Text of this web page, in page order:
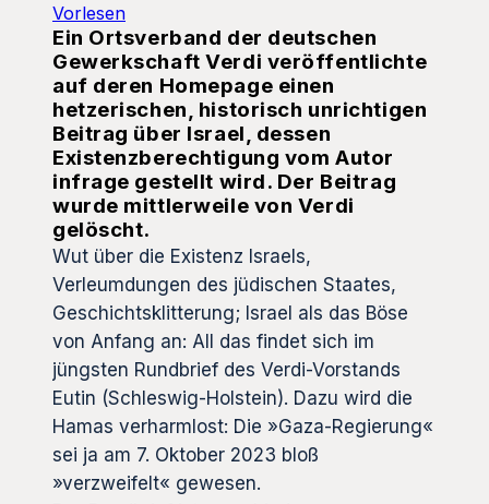
Vorlesen
Ein Ortsverband der deutschen
Gewerkschaft Verdi veröffentlichte
auf deren Homepage einen
hetzerischen, historisch unrichtigen
Beitrag über Israel, dessen
Existenzberechtigung vom Autor
infrage gestellt wird. Der Beitrag
wurde mittlerweile von Verdi
gelöscht.
Wut über die Existenz Israels,
Verleumdungen des jüdischen Staates,
Geschichtsklitterung; Israel als das Böse
von Anfang an: All das findet sich im
jüngsten Rundbrief des Verdi-Vorstands
Eutin (Schleswig-Holstein). Dazu wird die
Hamas verharmlost: Die »Gaza-Regierung«
sei ja am 7. Oktober 2023 bloß
»verzweifelt« gewesen.